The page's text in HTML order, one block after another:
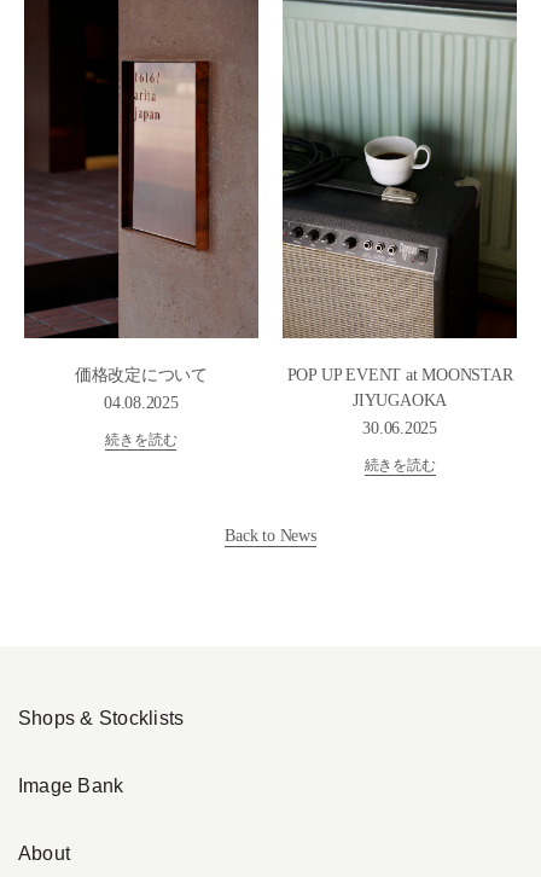
価格改定について
04.08.2025
続きを読む
POP UP EVENT at MOONSTAR
JIYUGAOKA
30.06.2025
続きを読む
Back to News
Shops & Stocklists
Image Bank
About